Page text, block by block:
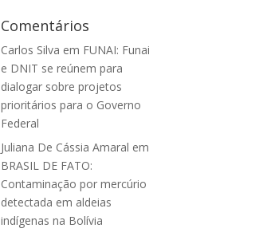
Comentários
Carlos Silva em FUNAI: Funai
e DNIT se reúnem para
dialogar sobre projetos
prioritários para o Governo
Federal
Juliana De Cássia Amaral em
BRASIL DE FATO:
Contaminação por mercúrio
detectada em aldeias
indígenas na Bolívia